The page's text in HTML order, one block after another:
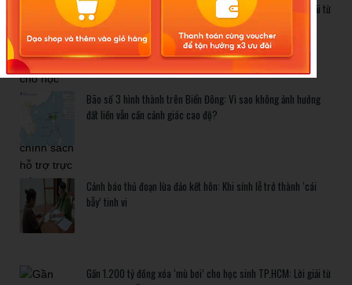
Gần 1.200 tỷ đồng xóa ‘mù bơi’ cho học sinh TP.HCM: Lời giải từ
chính sách hỗ trợ trực tiếp
Related Posts
Bão số 3 hình thành trên Biển Đông: Vì sao không ảnh hưởng
đất liền vẫn cần cảnh giác cao độ?
Cảnh báo thủ đoạn lừa đảo kết hôn: Khi sính lễ trở thành ‘cái
bẫy’ tinh vi
Gần 1.200 tỷ đồng xóa ‘mù bơi’ cho học sinh TP.HCM: Lời giải từ